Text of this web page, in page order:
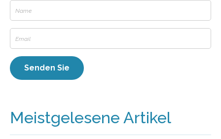
Meistgelesene Artikel